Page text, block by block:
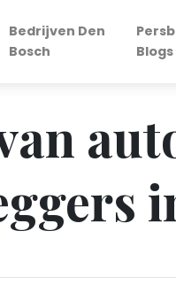
Bedrijven Den
Bosch
Blogs